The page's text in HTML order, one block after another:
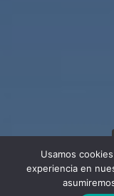
Usamos
experiencia en